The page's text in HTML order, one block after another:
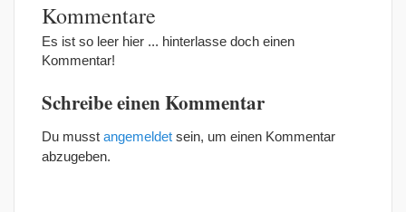
Kommentare
Es ist so leer hier ... hinterlasse doch einen
Kommentar!
Schreibe einen Kommentar
Du musst angemeldet sein, um einen Kommentar
abzugeben.